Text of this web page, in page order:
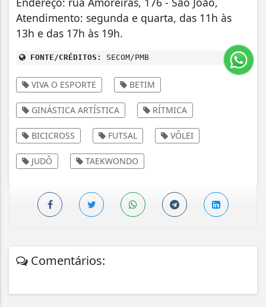
Atendimento: segunda e quarta, das 11h às
13h e das 17h às 19h.
FONTE/CRÉDITOS: SECOM/PMB
VIVA O ESPORTE BETIM
GINÁSTICA ARTÍSTICA RÍTMICA
BICICROSS FUTSAL VÔLEI
JUDÔ TAEKWONDO
Comentários: